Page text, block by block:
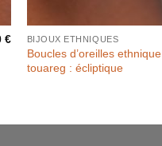
€ BIJOUX ETHNIQUES
Boucles d’oreilles ethnique
touareg : écliptique